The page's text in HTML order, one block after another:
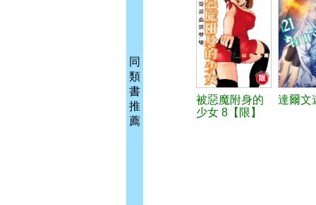
同
類
書
推
薦
被惡魔附身的
少女 8【限】
達爾文